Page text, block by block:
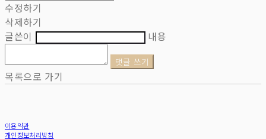
수정하기
삭제하기
글쓴이
내용
댓글 쓰기
목록으로 가기
이용약관
개인정보처리방침